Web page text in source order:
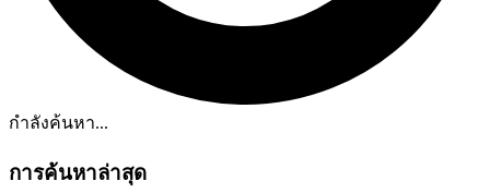
กำลังค้นหา...
การค้นหาล่าสุด